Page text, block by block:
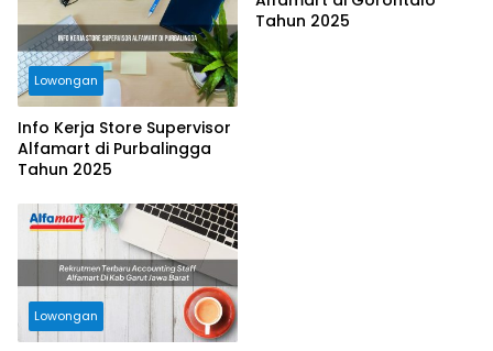
Lowongan
Info Kerja Store Supervisor
Alfamart di Purbalingga
Tahun 2025
Tahun 2025
Lowongan